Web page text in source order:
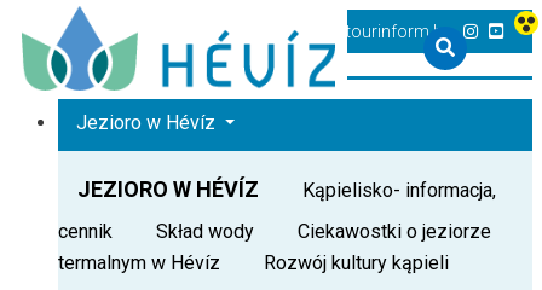
+36 83 540 131 heviz@tourinform.hu
Jezioro w Hévíz
JEZIORO W HÉVÍZ
Kąpielisko- informacja,
cennik
Skład wody
Ciekawostki o jeziorze
termalnym w Hévíz
Rozwój kultury kąpieli